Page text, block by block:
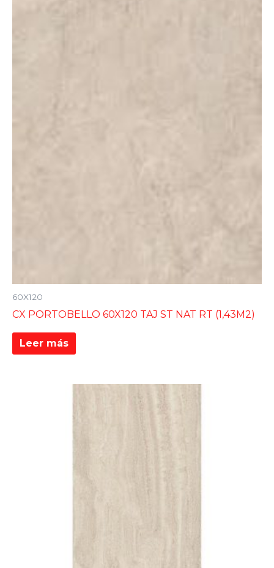
60X120
CX PORTOBELLO 60X120 TAJ ST NAT RT (1,43M2)
Leer más